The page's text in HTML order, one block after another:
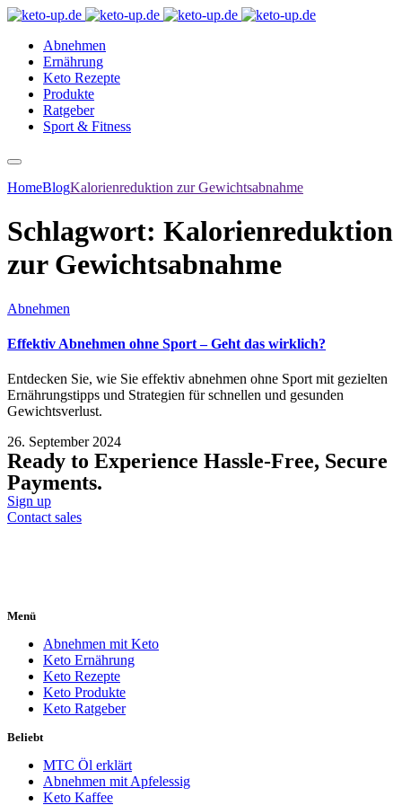
Abnehmen
Ernährung
Keto Rezepte
Produkte
Ratgeber
Sport & Fitness
HomeBlogKalorienreduktion zur Gewichtsabnahme
Schlagwort: Kalorienreduktion
zur Gewichtsabnahme
Abnehmen
Effektiv Abnehmen ohne Sport – Geht das wirklich?
Entdecken Sie, wie Sie effektiv abnehmen ohne Sport mit gezielten
Ernährungstipps und Strategien für schnellen und gesunden
Gewichtsverlust.
26. September 2024
Ready to Experience Hassle-Free, Secure
Payments.
Sign up
Contact sales
Menü
Abnehmen mit Keto
Keto Ernährung
Keto Rezepte
Keto Produkte
Keto Ratgeber
Beliebt
MTC Öl erklärt
Abnehmen mit Apfelessig
Keto Kaffee